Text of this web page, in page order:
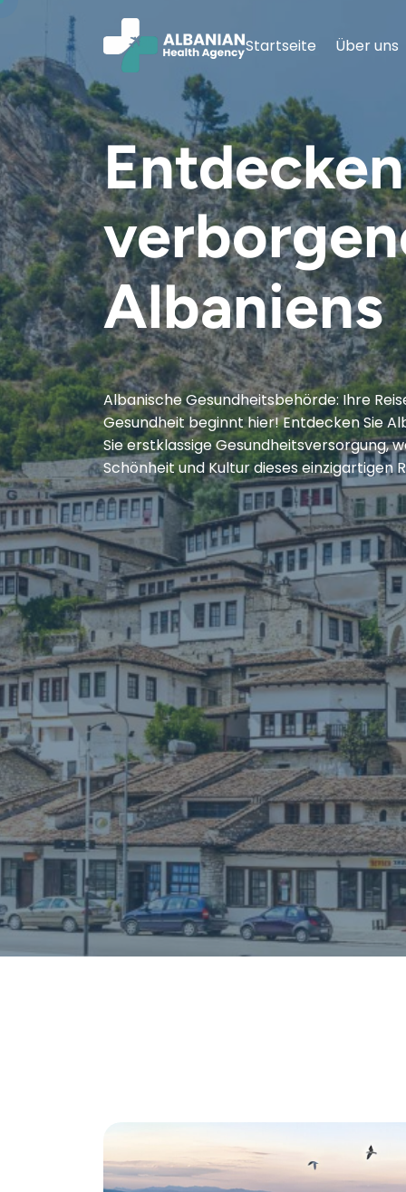
Startseite Über uns
Albaniens
Albanische Gesundheitsbehörde: Ihre
Gesundheit beginnt hier! Entdecken Sie
Sie erstklassige Gesundheitsversorgung,
Schönheit und Kultur dieses einzigartigen